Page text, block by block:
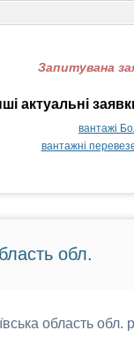
Запитувана
актуальні
вантажі
вантажні
обл.
область